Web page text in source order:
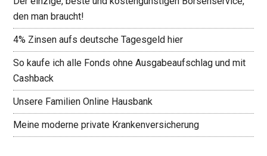
den man braucht!
4% Zinsen aufs deutsche Tagesgeld hier
So kaufe ich alle Fonds ohne Ausgabeaufschlag und mit
Cashback
Unsere Familien Online Hausbank
Meine moderne private Krankenversicherung